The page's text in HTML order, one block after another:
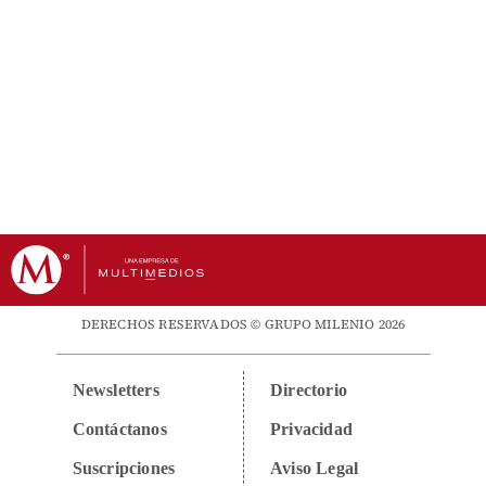
DERECHOS RESERVADOS © GRUPO MILENIO 2026
Newsletters
Contáctanos
Suscripciones
Directorio
Privacidad
Aviso Legal